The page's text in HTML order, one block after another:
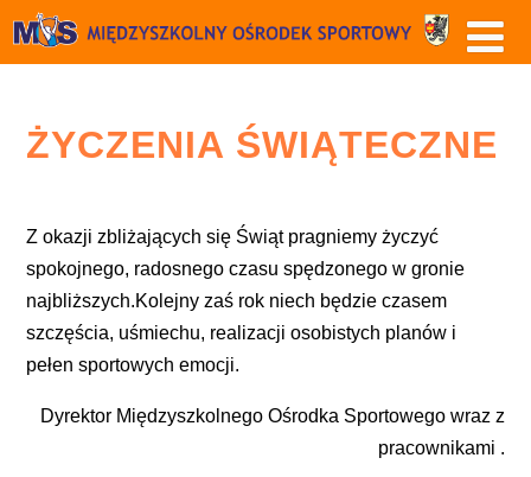
ŻYCZENIA ŚWIĄTECZNE
Z okazji zbliżających się Świąt pragniemy życzyć
spokojnego, radosnego czasu spędzonego w gronie
najbliższych.Kolejny zaś rok niech będzie czasem
szczęścia, uśmiechu, realizacji osobistych planów i
pełen sportowych emocji.
Dyrektor Międzyszkolnego Ośrodka Sportowego wraz z
pracownikami .